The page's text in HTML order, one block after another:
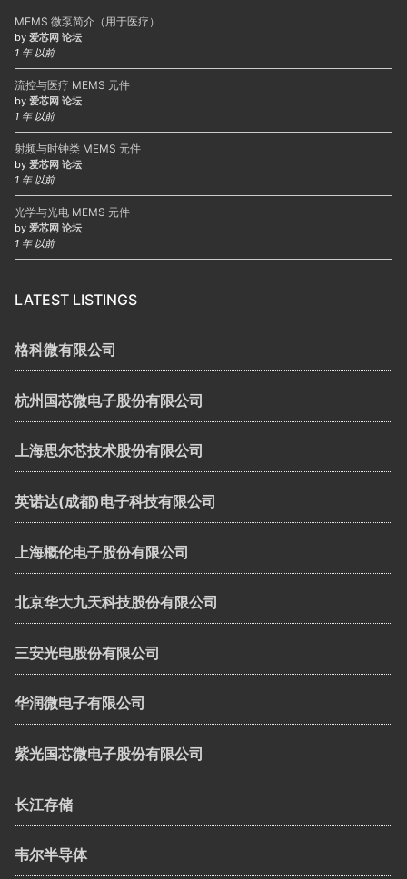
MEMS 微泵简介（用于医疗）
by 爱芯网 论坛
1 年 以前
流控与医疗 MEMS 元件
by 爱芯网 论坛
1 年 以前
射频与时钟类 MEMS 元件
by 爱芯网 论坛
1 年 以前
光学与光电 MEMS 元件
by 爱芯网 论坛
1 年 以前
LATEST LISTINGS
格科微有限公司
杭州国芯微电子股份有限公司
上海思尔芯技术股份有限公司
英诺达(成都)电子科技有限公司
上海概伦电子股份有限公司
北京华大九天科技股份有限公司
三安光电股份有限公司
华润微电子有限公司
紫光国芯微电子股份有限公司
长江存储
韦尔半导体